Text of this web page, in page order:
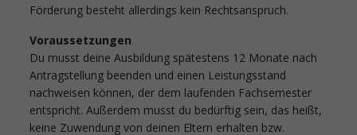
Förderung besteht allerdings kein Rechtsanspruch.
Voraussetzungen
Du musst deine Ausbildung spätestens 12 Monate nach
Antragstellung beenden und einen Leistungsstand
nachweisen können, der dem laufenden Fachsemester
entspricht. Außerdem musst du bedürftig sein, das heißt,
keine Zuwendung von deinen Eltern erhalten bzw.